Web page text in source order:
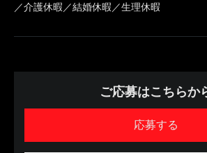
／介護休暇／結婚休暇／生理休暇
ご応募はこちらか
応募する